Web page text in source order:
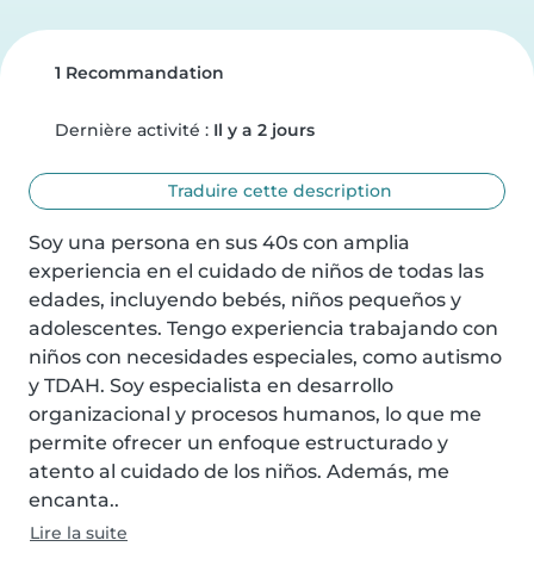
1 Recommandation
Dernière activité : Il y a 2 jours
Traduire cette description
Soy una persona en sus 40s con amplia
experiencia en el cuidado de niños de todas las
edades, incluyendo bebés, niños pequeños y
adolescentes. Tengo experiencia trabajando con
niños con necesidades especiales, como autismo
y TDAH. Soy especialista en desarrollo
organizacional y procesos humanos, lo que me
permite ofrecer un enfoque estructurado y
atento al cuidado de los niños. Además, me
encanta..
Lire la suite